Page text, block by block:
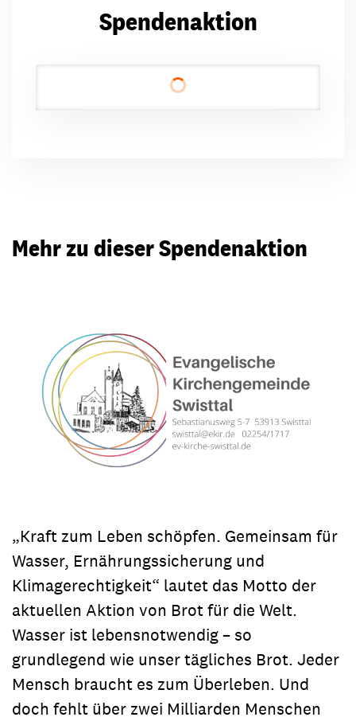
Spendenaktion
Mehr zu dieser Spendenaktion
„Kraft zum Leben schöpfen. Gemeinsam für
Wasser, Ernährungssicherung und
Klimagerechtigkeit“ lautet das Motto der
aktuellen Aktion von Brot für die Welt.
Wasser ist lebensnotwendig – so
grundlegend wie unser tägliches Brot. Jeder
Mensch braucht es zum Überleben. Und
doch fehlt über zwei Milliarden Menschen